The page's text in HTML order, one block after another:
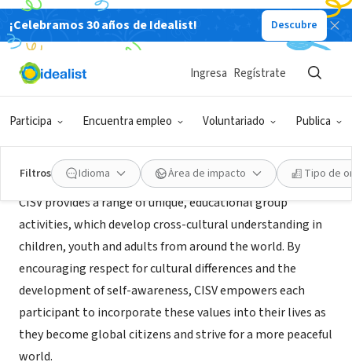
¡Celebramos 30 años de Idealist! Descubre
Participa Encuentra empleo Voluntariado Publica
Ingresa Regístrate
Filtros Idioma Área de impacto Tipo de
ORGANIZACIÓN SIN FIN DE LUCRO
CISV USA, Inc.
Acerca de
CISV provides a range of unique, educational group
activities, which develop cross-cultural understanding in
children, youth and adults from around the world. By
encouraging respect for cultural differences and the
development of self-awareness, CISV empowers each
participant to incorporate these values into their lives as
they become global citizens and strive for a more peaceful
world.